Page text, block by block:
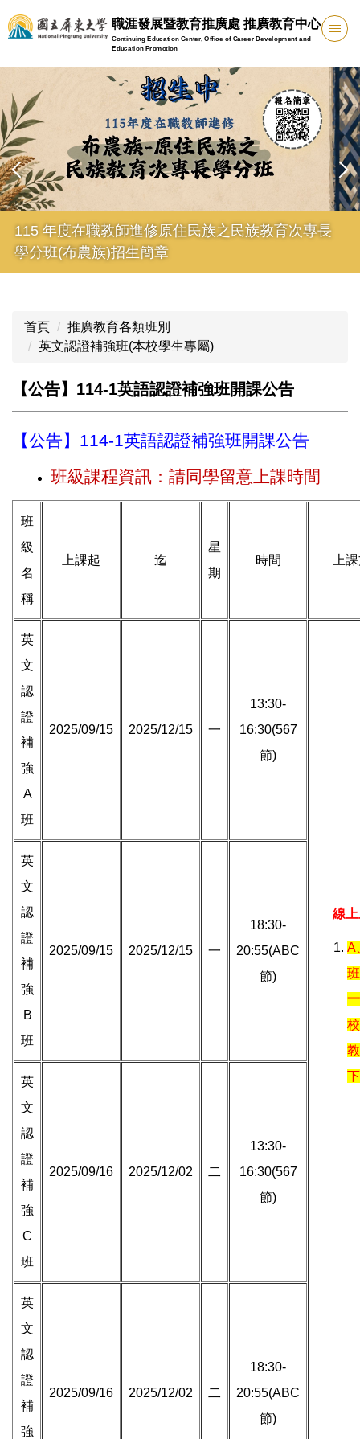
跳
到
要
容
區
職涯發展暨教育推廣處 推廣教育中心
Continuing Education Center, Office of Career Development and
Education Promotion
115年度專長增能學分班
首頁
推廣教育各類班別
英文認證補強班(本校學生專屬)
【公告】114-1英語認證補強班開課公告
【公告】114-1英語認證補強班開課公告
班級課程資訊：請同學留意上課時間
班
級
名
稱
上課起 迄
星
期
時間 上
英
文
認
證
補
強
A
班
2025/09/15 2025/12/15 一
13:30-
16:30(567
節)
線
A
英
文
認
證
補
強
B
班
2025/09/15 2025/12/15 一
18:30-
20:55(ABC
節)
英
文
認
證
補
強
C
班
2025/09/16 2025/12/02 二
13:30-
16:30(567
節)
英
文
認
證
補
強
2025/09/16 2025/12/02 二
18:30-
20:55(ABC
節)